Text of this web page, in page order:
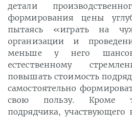
детали
формирования цены
пытаясь «играть на
организации и
меньше у него шансов
естественному
повышать стоимость
самостоятельно
свою пользу. Кроме
подрядчика, участвующего